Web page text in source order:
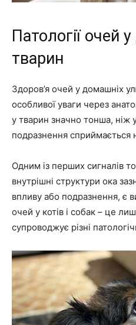
Патології очей
тварин
Здоров’я очей у домашніх
особливої уваги через
у тварин значно тонша, ніж
подразнення сприймається
Одним із перших сигналів
внутрішні структури ока
впливу або подразнення, є
очей у котів і собак – це
супроводжує різні